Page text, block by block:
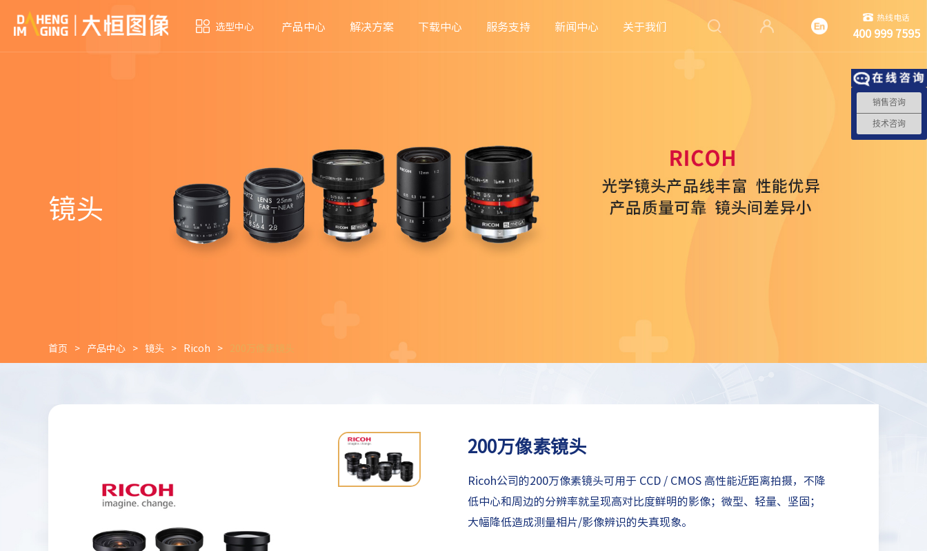
选型中心 产品中心 解决方案 下载中心 服务支持 新闻中心 关于我们
热线电话
400 999 7595
镜头
首页 > 产品中心 > 镜头 > Ricoh > 200万像素镜头
200万像素镜头
Ricoh公司的200万像素镜头可用于 CCD / CMOS 高性能近距离拍摄，不降
低中心和周边的分辨率就呈现高对比度鲜明的影像；微型、轻量、坚固；
大幅降低造成测量相片/影像辨识的失真现象。
销售咨询
技术咨询